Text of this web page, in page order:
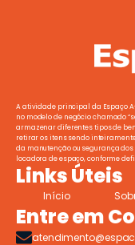
A atividade principal da Espaço
no modelo de negócio chamado
armazenar diferentes tipos de
retirar os itens sendo
da manutenção ou segurança
locadora de espaço, conforme
Links Úteis
Início
Entre em